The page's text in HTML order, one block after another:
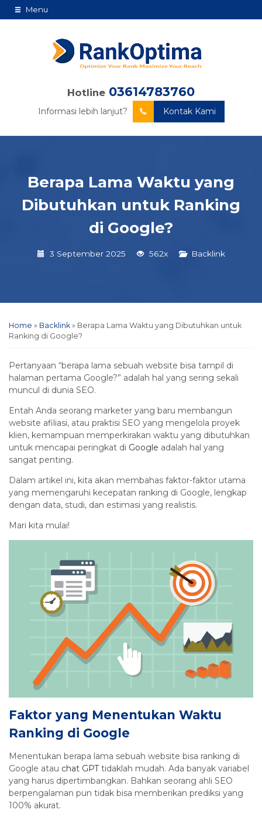
Menu
Hotline 03614783760
Informasi lebih lanjut? Kontak Kami
Berapa Lama Waktu yang
Dibutuhkan untuk Ranking
di Google?
3 September 2025 562x Backlink
Home » Backlink » Berapa Lama Waktu yang Dibutuhkan untuk
Ranking di Google?
Pertanyaan “berapa lama sebuah website bisa tampil di
halaman pertama Google?” adalah hal yang sering sekali
muncul di dunia SEO.
Entah Anda seorang marketer yang baru membangun
website afiliasi, atau praktisi SEO yang mengelola proyek
klien, kemampuan memperkirakan waktu yang dibutuhkan
untuk mencapai peringkat di Google adalah hal yang
sangat penting.
Dalam artikel ini, kita akan membahas faktor-faktor utama
yang memengaruhi kecepatan ranking di Google, lengkap
dengan data, studi, dan estimasi yang realistis.
Mari kita mulai!
Faktor yang Menentukan Waktu
Ranking di Google
Menentukan berapa lama sebuah website bisa ranking di
Google atau chat GPTtidaklah mudah. Ada banyak variabel
yang harus dipertimbangkan. Bahkan seorang ahli SEO
berpengalaman pun tidak bisa memberikan prediksi yang
100% akurat.